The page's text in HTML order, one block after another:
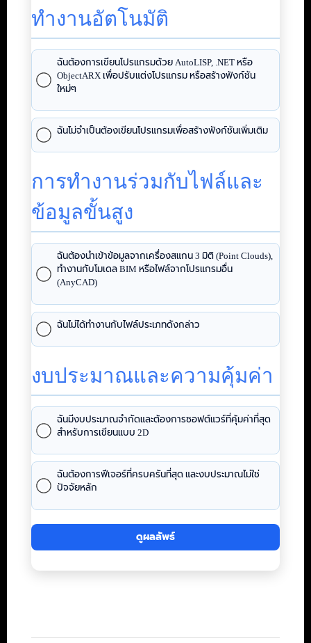
ทำงานอัตโนมัติ
ฉันต้องการเขียนโปรแกรมด้วย AutoLISP, .NET หรือ
ObjectARX เพื่อปรับแต่งโปรแกรม หรือสร้างฟังก์ชัน
ใหม่ๆ
ฉันไม่จำเป็นต้องเขียนโปรแกรมเพื่อสร้างฟังก์ชันเพิ่มเติม
การทำงานร่วมกับไฟล์และ
ข้อมูลขั้นสูง
ฉันต้องนำเข้าข้อมูลจากเครื่องสแกน 3 มิติ (Point Clouds),
ทำงานกับโมเดล BIM หรือไฟล์จากโปรแกรมอื่น
(AnyCAD)
ฉันไม่ได้ทำงานกับไฟล์ประเภทดังกล่าว
งบประมาณและความคุ้มค่า
ฉันมีงบประมาณจำกัดและต้องการซอฟต์แวร์ที่คุ้มค่าที่สุด
สำหรับการเขียนแบบ 2D
ฉันต้องการฟีเจอร์ที่ครบครันที่สุด และงบประมาณไม่ใช่
ปัจจัยหลัก
ดูผลลัพธ์